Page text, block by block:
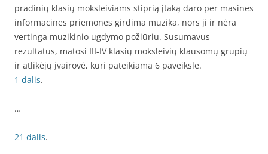
pradinių klasių moksleiviams stiprią įtaką daro per masines
informacines priemones girdima muzika, nors ji ir nėra
vertinga muzikinio ugdymo požiūriu. Susumavus
rezultatus, matosi III-IV klasių moksleivių klausomų grupių
ir atlikėjų įvairovė, kuri pateikiama 6 paveiksle.
1 dalis.
…
21 dalis.